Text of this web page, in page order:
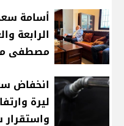
أسامة
الرابعة
مصطفى
واستقرار